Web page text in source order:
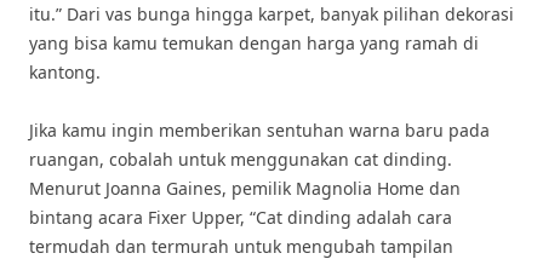
itu.” Dari vas bunga hingga karpet, banyak pilihan dekorasi
yang bisa kamu temukan dengan harga yang ramah di
kantong.
Jika kamu ingin memberikan sentuhan warna baru pada
ruangan, cobalah untuk menggunakan cat dinding.
Menurut Joanna Gaines, pemilik Magnolia Home dan
bintang acara Fixer Upper, “Cat dinding adalah cara
termudah dan termurah untuk mengubah tampilan